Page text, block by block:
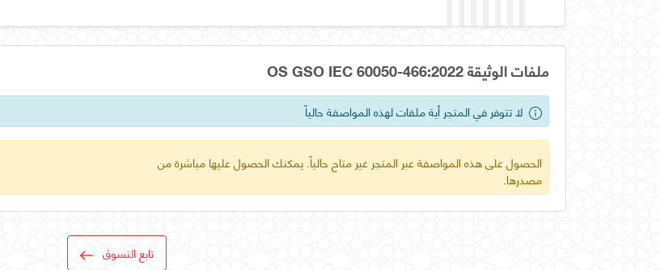
ملفات الوثيقة OS GSO IEC 60050-466:2022
لا تتوفر في المتجر أية ملفات لهذه المواصفة حالياً
الحصول على هذه المواصفة عبر المتجر غير متاح حالياً. يمكنك الحصول عليها مباشرة من
مصدرها.
تابع التسوق